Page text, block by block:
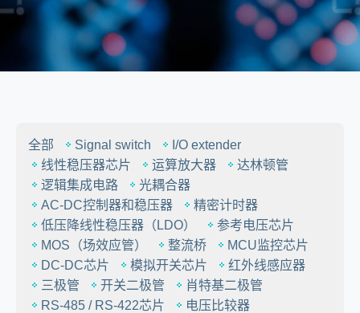
全部 Signal switch
I/O extender
线性稳压器芯片
运算放大器
达林顿管
逻辑集成电路
光耦合器
AC-DC控制器和稳压器
精密计时器
低压降线性稳压器（LDO）
参考电压芯片
MOS（场效应管）
整流桥
MCU监控芯片
DC-DC芯片
模拟开关芯片
红外线感应器
三极管
开关二极管
肖特基二极管
RS-485 / RS-422芯片
电压比较器